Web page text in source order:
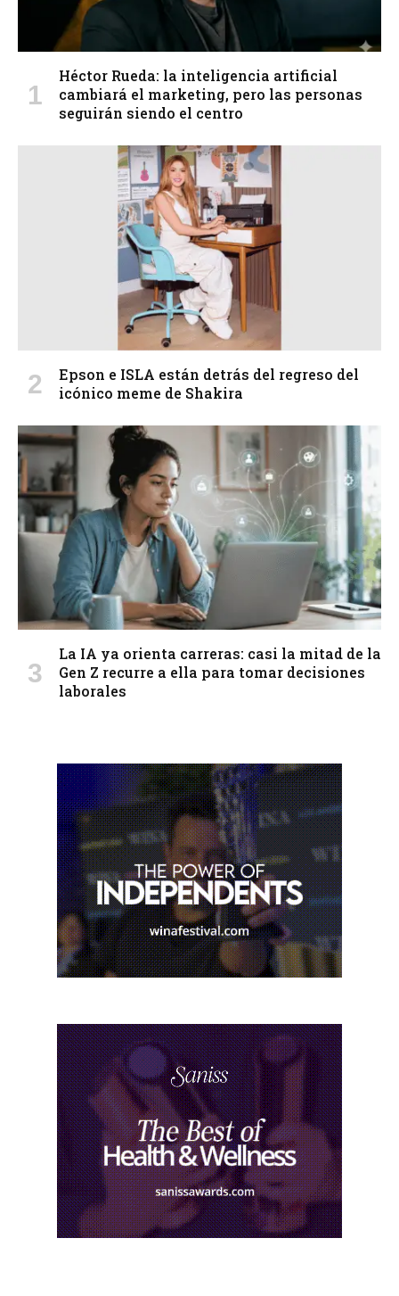
Héctor Rueda: la inteligencia artificial
cambiará el marketing, pero las personas
seguirán siendo el centro
Epson e ISLA están detrás del regreso del
icónico meme de Shakira
La IA ya orienta carreras: casi la mitad de la
Gen Z recurre a ella para tomar decisiones
laborales